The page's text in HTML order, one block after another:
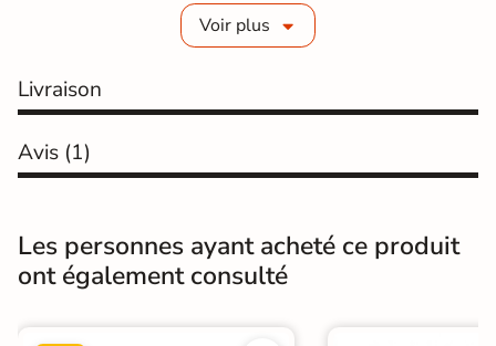
Non-rectifié
Surface Lisse
Résistant au Gel
Conditionnement Boite
Voir plus
Livraison
Avis (1)
Les personnes ayant acheté ce produit
ont également consulté